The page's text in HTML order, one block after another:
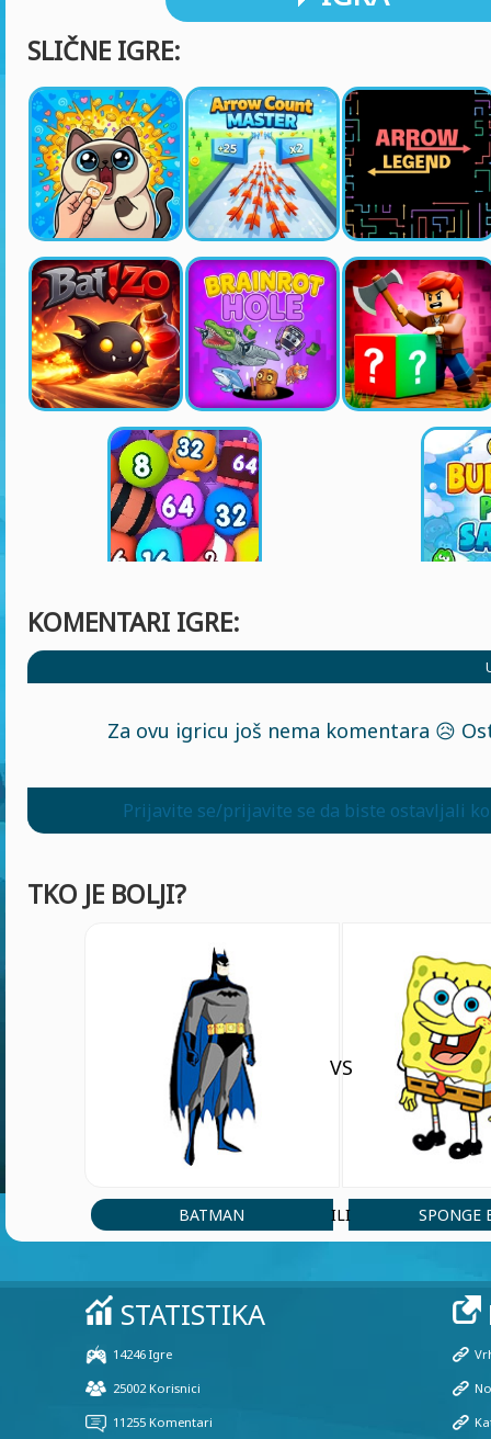
SLIČNE IGRE:
KOMENTARI IGRE:
Za ovu igricu još nema komentara 😥
Prijavite se/prijavite se da biste ostavljali
TKO JE BOLJI?
BATMAN
VS
ILI SPONGE